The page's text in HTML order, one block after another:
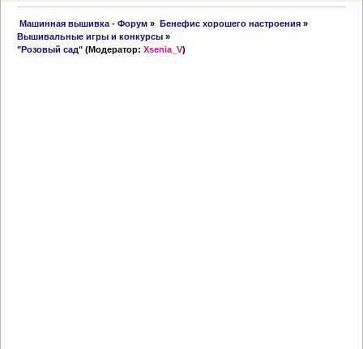
Машинная вышивка - Форум » Бенефис хорошего настроения»
Вышивальные игры и конкурсы »
"Розовый сад" (Модератор:Xsenia_V)